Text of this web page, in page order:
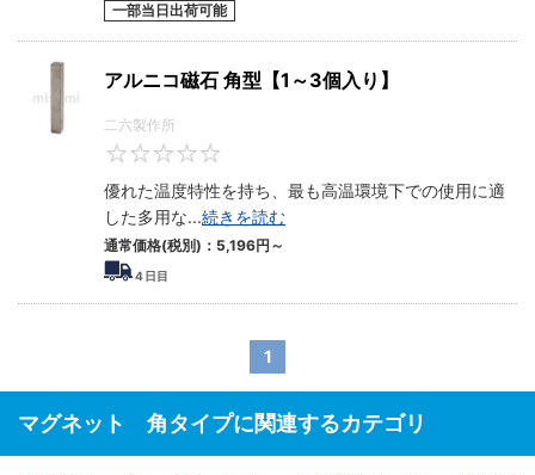
一部当日出荷可能
アルニコ磁石 角型【1～3個入り】
二六製作所
優れた温度特性を持ち、最も高温環境下での使用に適
した多用な...続きを読む
通常価格(税別)： 5,196円 ～
4日目
1
マグネット 角タイプに関連するカテゴリ